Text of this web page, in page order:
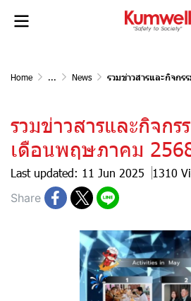
Home ... News รวมข่าวสารและกิจกรรม
รวมข่าวสารและกิจกร
เดือนพฤษภาคม
Last updated: 11 Jun 2025 1310
Share